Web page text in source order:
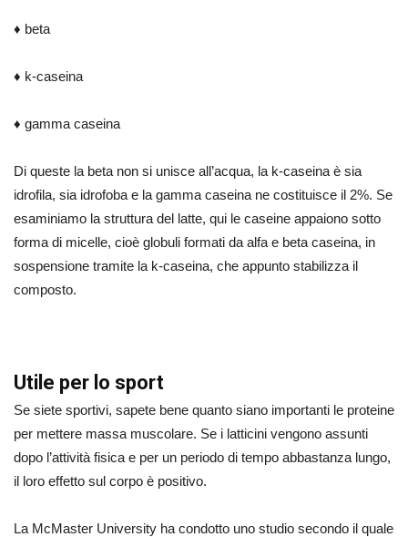
♦ beta
♦ k-caseina
♦ gamma caseina
Di queste la beta non si unisce all’acqua, la k-caseina è sia
idrofila, sia idrofoba e la gamma caseina ne costituisce il 2%. Se
esaminiamo la struttura del latte, qui le caseine appaiono sotto
forma di micelle, cioè globuli formati da alfa e beta caseina, in
sospensione tramite la k-caseina, che appunto stabilizza il
composto.
Utile per lo sport
Se siete sportivi, sapete bene quanto siano importanti le proteine
per mettere massa muscolare. Se i latticini vengono assunti
dopo l’attività fisica e per un periodo di tempo abbastanza lungo,
il loro effetto sul corpo è positivo.
La McMaster University ha condotto uno studio secondo il quale